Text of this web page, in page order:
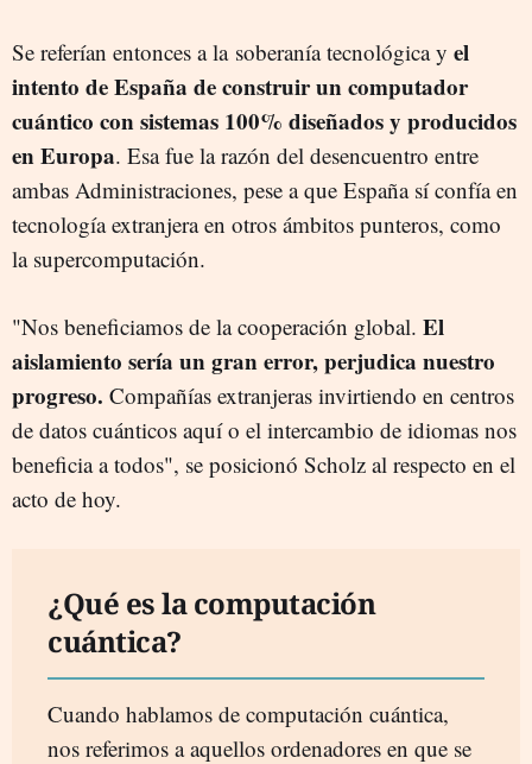
Se referían entonces a la soberanía tecnológica y el
intento de España de construir un computador
cuántico con sistemas 100% diseñados y producidos
en Europa. Esa fue la razón del desencuentro entre
ambas Administraciones, pese a que España sí confía en
tecnología extranjera en otros ámbitos punteros, como
la supercomputación.
"Nos beneficiamos de la cooperación global. El
aislamiento sería un gran error, perjudica nuestro
progreso. Compañías extranjeras invirtiendo en centros
de datos cuánticos aquí o el intercambio de idiomas nos
beneficia a todos", se posicionó Scholz al respecto en el
acto de hoy.
¿Qué es la computación
cuántica?
Cuando hablamos de computación cuántica,
nos referimos a aquellos ordenadores en que se